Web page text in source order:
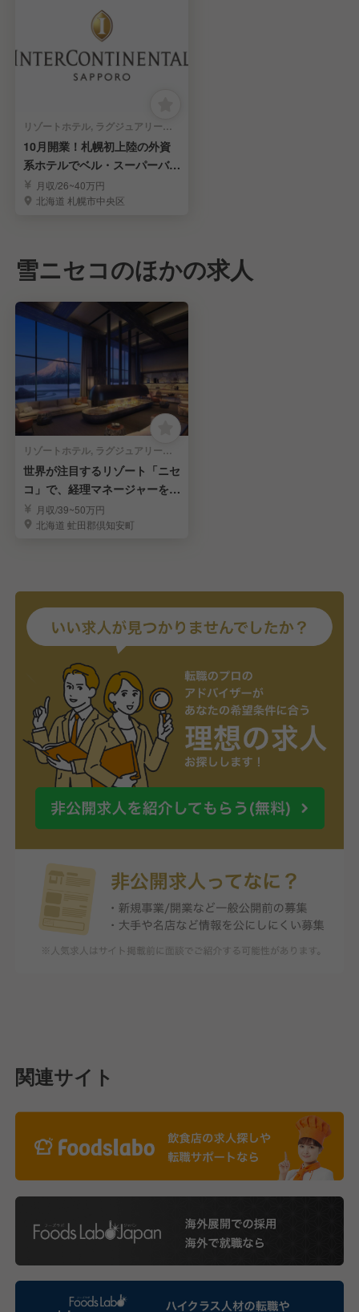
リゾートホテル, ラグジュアリーホテル, シティホテル | 宿泊部門 | ドア・ベル・コンシェルジュ
10月開業！札幌初上陸の外資
系ホテルでベル・スーパーバイ
ザーを募集！
月収/26~40万円
北海道 札幌市中央区
雪ニセコのほかの求人
リゾートホテル, ラグジュアリーホテル | 管理部門 | 事務・総務・経理・人事
世界が注目するリゾート「ニセ
コ」で、経理マネージャーを募
集しています
月収/39~50万円
北海道 虻田郡倶知安町
関連サイト